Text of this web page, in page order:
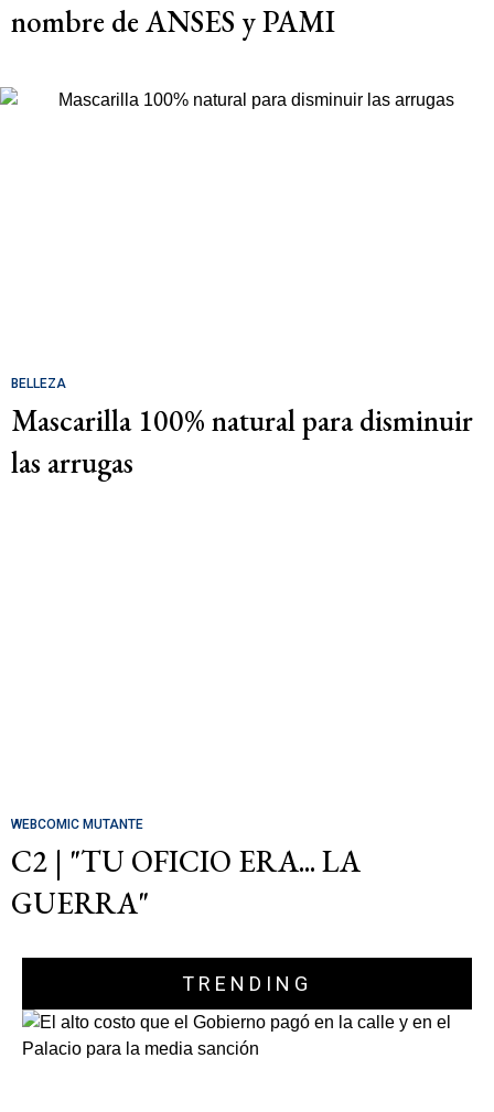
nombre de ANSES y PAMI
BELLEZA
Mascarilla 100% natural para disminuir
las arrugas
WEBCOMIC MUTANTE
C2 | "TU OFICIO ERA... LA
GUERRA"
TRENDING